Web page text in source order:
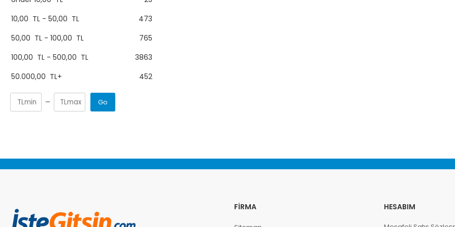
10,00 TL - 50,00 TL
473
50,00 TL - 100,00 TL
765
100,00 TL - 500,00 TL
3863
50.000,00 TL+ 452
Go
FIRMA HESABIM